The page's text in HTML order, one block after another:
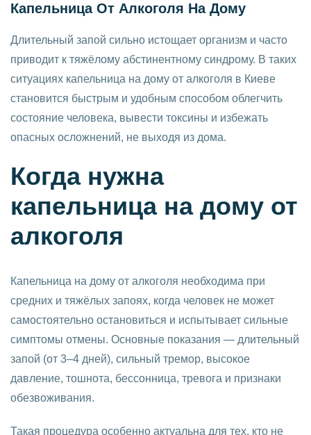
Капельница От Алкоголя На Дому
Длительный запой сильно истощает организм и часто
приводит к тяжёлому абстинентному синдрому. В таких
ситуациях капельница на дому от алкоголя в Киеве
становится быстрым и удобным способом облегчить
состояние человека, вывести токсины и избежать
опасных осложнений, не выходя из дома.
Когда нужна
капельница на дому от
алкоголя
Капельница на дому от алкоголя необходима при
средних и тяжёлых запоях, когда человек не может
самостоятельно остановиться и испытывает сильные
симптомы отмены. Основные показания — длительный
запой (от 3–4 дней), сильный тремор, высокое
давление, тошнота, бессонница, тревога и признаки
обезвоживания.
Такая процедура особенно актуальна для тех, кто не